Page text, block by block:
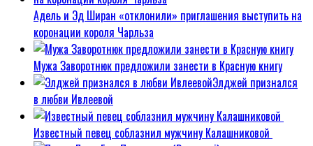
Адель и Эд Ширан «отклонили» приглашения выступить на
коронации короля Чарльза
Мужа Заворотнюк предложили занести в Красную книгу
Элджей признался
в любви Ивлеевой
Известный певец соблазнил мужчину Калашниковой